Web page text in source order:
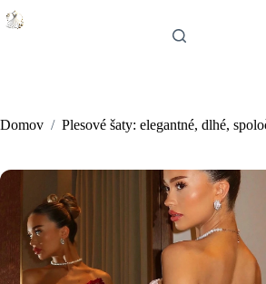
Skip
to
Domov / Plesové šaty: elegantné, dlhé,